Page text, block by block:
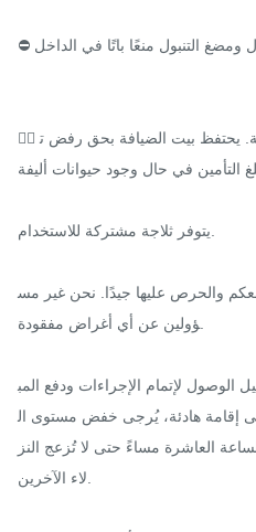
⛔ يُمنع التدخين وشرب الكحول ومضغ التنبول منعًا باتًا في الداخل.
🐕‍🦺 يُرجى عدم إحضار الحيوانات الأليفة. يحتفظ بيت الضيافة بحق رفض ت
في حال وجود حيوانات أليفة.
يتوفر ثلاجة مشتركة للاستخدام.
والحرص عليها جيدًا. نحن غير مس
ؤولين عن أي أغراض مفقودة.
الوصول لإتمام الإجراءات ودفع المب
إقامة هادئة، يُرجى خفض مستوى ال
العاشرة مساءً حتى لا تُزعج النز
لاء الآخرين.